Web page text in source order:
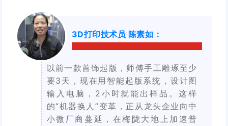
3D打印技术员 陈素如 ：
以前一款首饰起版，师傅手工雕琢至少
要3天，现在用智能起版系统，设计图
输入电脑，2小时就能出样品。这样
的“机器换人”变革，正从龙头企业向中
小微厂商蔓延，在梅陇大地上加速普